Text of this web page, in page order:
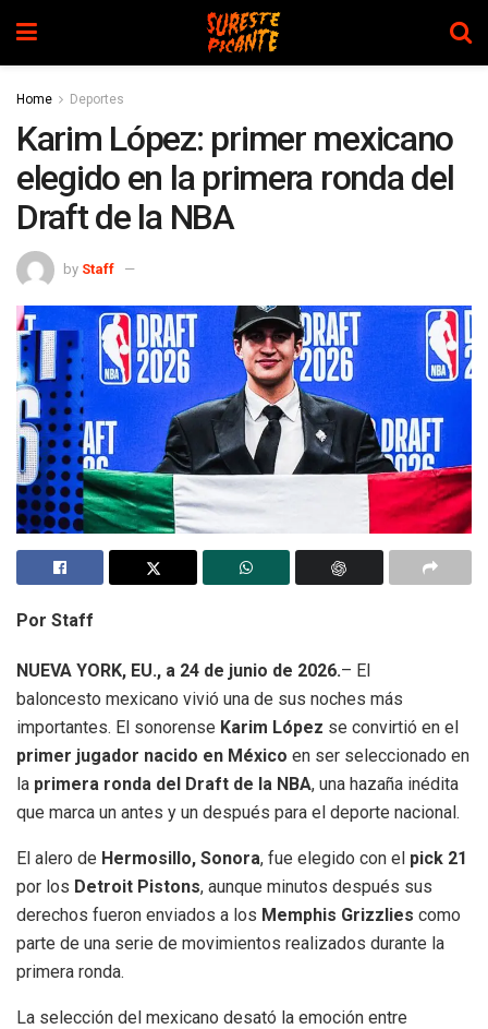
Home Deportes
Karim López: primer mexicano
elegido en la primera ronda del
Draft de la NBA
by Staff
Por Staff
NUEVA YORK, EU., a 24 de junio de 2026.– El
baloncesto mexicano vivió una de sus noches más
importantes. El sonorense Karim López se convirtió en el
primer jugador nacido en México en ser seleccionado en
la primera ronda del Draft de la NBA, una hazaña inédita
que marca un antes y un después para el deporte nacional.
El alero de Hermosillo, Sonora, fue elegido con el pick 21
por los Detroit Pistons, aunque minutos después sus
derechos fueron enviados a los Memphis Grizzlies como
parte de una serie de movimientos realizados durante la
primera ronda.
La selección del mexicano desató la emoción entre